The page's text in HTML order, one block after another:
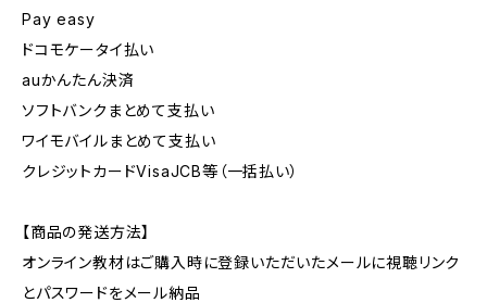
Pay easy
ドコモケータイ払い
auかんたん決済
ソフトバンクまとめて支払い
ワイモバイルまとめて支払い
クレジットカードVisaJCB等（一括払い）
【商品の発送方法】
オンライン教材はご購入時に登録いただいたメールに視聴リンク
とパスワードをメール納品